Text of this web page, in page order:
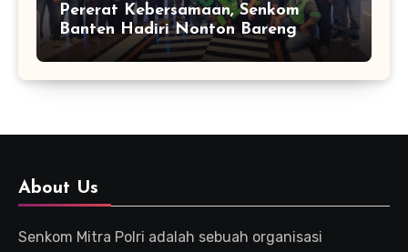
Pererat Kebersamaan, Senkom
Banten Hadiri Nonton Bareng
Kapolda Final Piala Dunia 2026
About Us
Senkom Mitra Polri adalah sebuah organisasi